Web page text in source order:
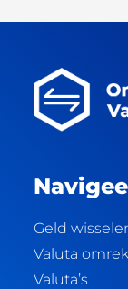
Geld
Valuta
Valuta’s